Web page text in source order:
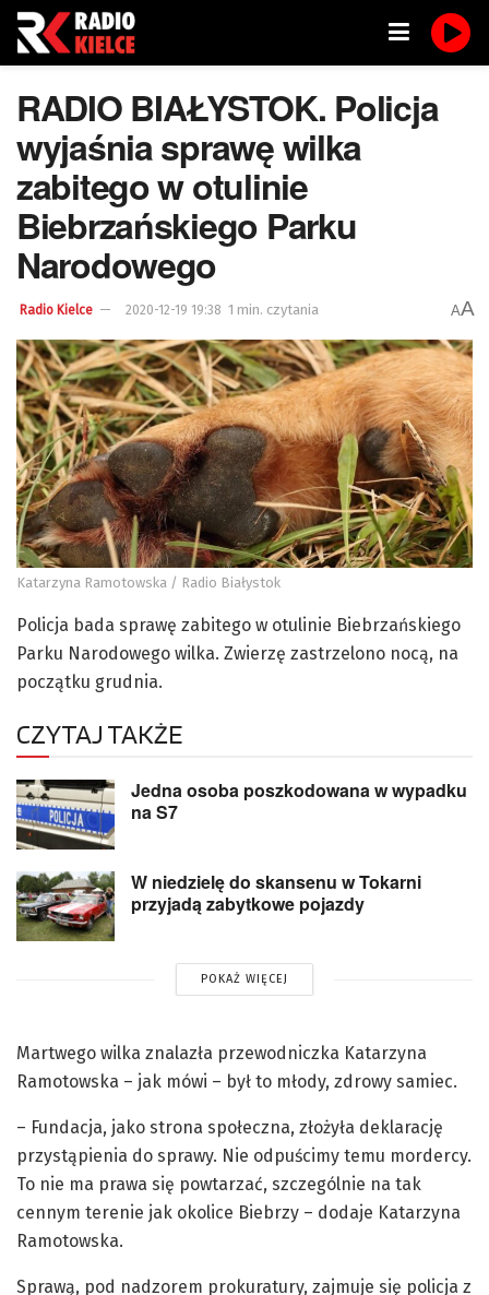
RADIO BIAŁYSTOK. Policja
wyjaśnia sprawę wilka
zabitego w otulinie
Biebrzańskiego Parku
Narodowego
Radio Kielce 2020-12-19 19:38 1 min. czytania AA
Katarzyna Ramotowska / Radio Białystok
Policja bada sprawę zabitego w otulinie Biebrzańskiego
Parku Narodowego wilka. Zwierzę zastrzelono nocą, na
początku grudnia.
CZYTAJ TAKŻE
Jedna osoba poszkodowana w wypadku
na S7
W niedzielę do skansenu w Tokarni
przyjadą zabytkowe pojazdy
POKAŻ WIĘCEJ
Martwego wilka znalazła przewodniczka Katarzyna
Ramotowska – jak mówi – był to młody, zdrowy samiec.
– Fundacja, jako strona społeczna, złożyła deklarację
przystąpienia do sprawy. Nie odpuścimy temu mordercy.
To nie ma prawa się powtarzać, szczególnie na tak
cennym terenie jak okolice Biebrzy – dodaje Katarzyna
Ramotowska.
Sprawą, pod nadzorem prokuratury, zajmuje się policja z